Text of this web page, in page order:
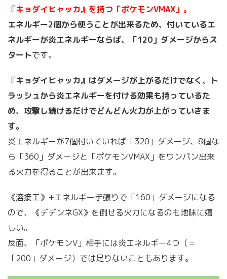
『キョダイヒャッカ』を持つ「ポケモンVMAX」。
エネルギー2個から使うことが出来るため、付いているエ
ネルギーが炎エネルギーならば、「120」ダメージからス
タートです。
『キョダイヒャッカ』はダメージが上がるだけでなく、ト
ラッシュから炎エネルギーを付ける効果も持っているた
め、攻撃し続けるだけでどんどん火力が上がっていきま
す。
炎エネルギーが7個付いていれば「320」ダメージ、8個な
ら「360」ダメージと「ポケモンVMAX」をワンパン出来
る火力を得ることが出来ます。
《溶接工》+エネルギー手張りで「160」ダメージになる
ので、《デデンネGX》を倒せる火力になるのも地味に嬉
しい。
反面、「ポケモンV」相手には炎エネルギー4つ（＝
「200」ダメージ）では足りないこともあります。